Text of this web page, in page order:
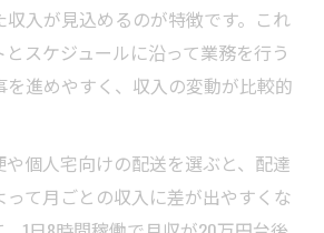
収入が見込めるのが特徴です。これ
スケジュールに沿って業務を行う
を進めやすく、収入の変動が比較的
個人宅向けの配送を選ぶと、配達
て月ごとの収入に差が出やすくな